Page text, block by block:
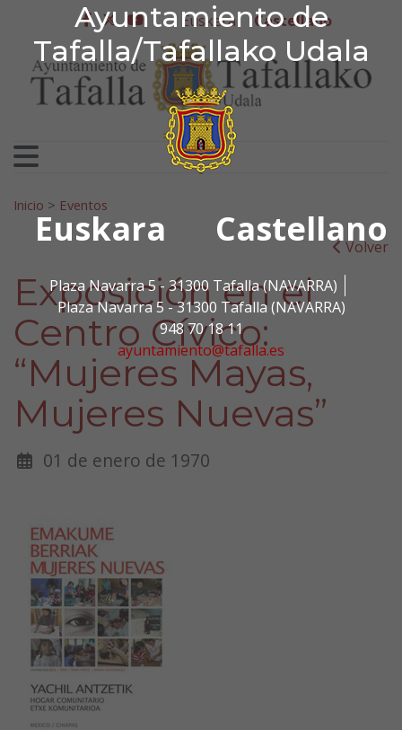
Ayuntamiento de
Tafalla/Tafallako Udala
Euskara Castellano
Plaza Navarra 5 - 31300 Tafalla (NAVARRA)
Plaza Navarra 5 - 31300 Tafalla (NAVARRA)
948 70 18 11
ayuntamiento@tafalla.es
Ir al contenido
Ayuntamiento de
facebook
twitter
youtube
Euskera Castellano
Search for:
Inicio > Eventos
Volver
Exposición en el
Centro Cívico:
“Mujeres Mayas,
Mujeres Nuevas”
01 de enero de 1970